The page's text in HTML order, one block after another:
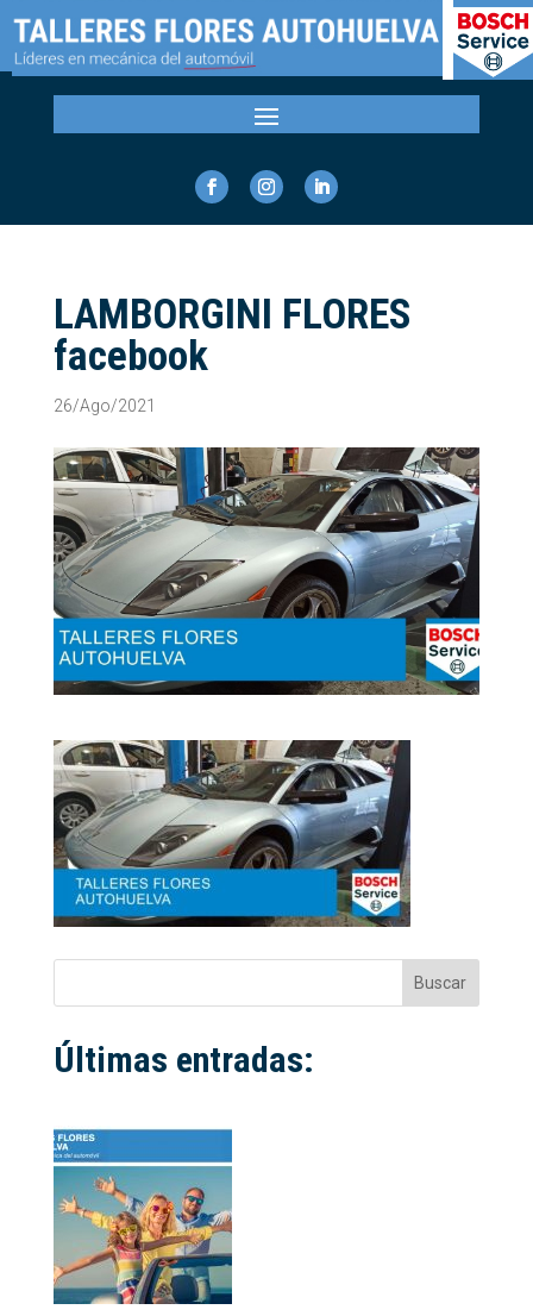
LAMBORGINI FLORES
facebook
26/Ago/2021
Buscar
Últimas entradas: